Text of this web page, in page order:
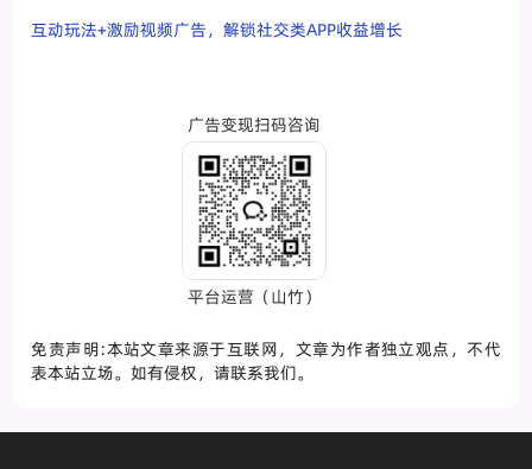
互动玩法+激励视频广告，解锁社交类APP收益增长
广告变现扫码咨询
平台运营（山竹）
免责声明:本站文章来源于互联网，文章为作者独立观点，不代
表本站立场。如有侵权，请联系我们。